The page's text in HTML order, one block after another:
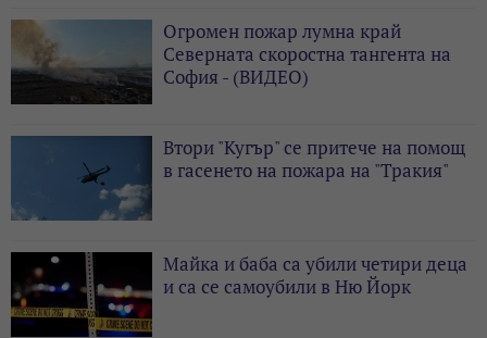
Огромен пожар лумна край
Северната скоростна тангента на
София - (ВИДЕО)
Втори "Кугър" се притече на помощ
в гасенето на пожара на "Тракия"
Майка и баба са убили четири деца
и са се самоубили в Ню Йорк